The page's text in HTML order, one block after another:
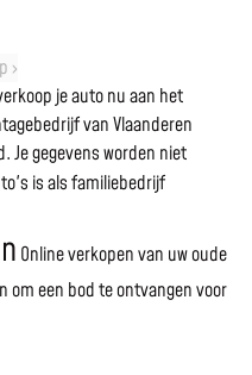
›
je auto nu aan het
van Vlaanderen
Je gegevens worden niet
is als familiebedrijf
Online verkopen van uw oude
om een bod te ontvangen voor